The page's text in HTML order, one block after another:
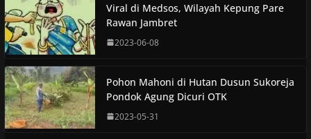
Viral di Medsos, Wilayah Kepung Pare
Rawan Jambret
2023-06-08
Pohon Mahoni di Hutan Dusun Sukoreja
Pondok Agung Dicuri OTK
2023-05-31